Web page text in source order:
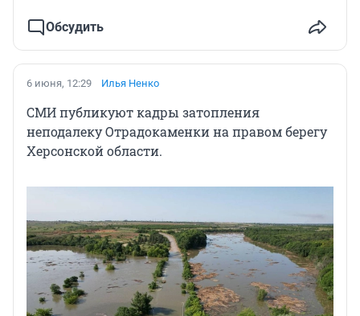
Обсудить
6 июня, 12:29 Илья Ненко
СМИ публикуют кадры затопления
неподалеку Отрадокаменки на правом берегу
Херсонской области.